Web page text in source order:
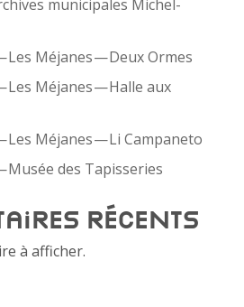
municipales Michel-
Les Méjanes — Deux Ormes
Les Méjanes — Halle aux
Les Méjanes — Li Campaneto
Musée des Tapisseries
récents
à afficher.